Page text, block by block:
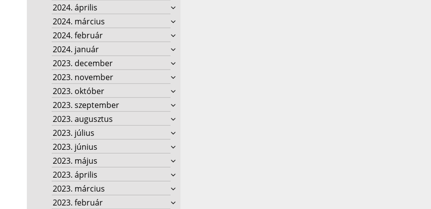
2024. április
2024. március
2024. február
2024. január
2023. december
2023. november
2023. október
2023. szeptember
2023. augusztus
2023. július
2023. június
2023. május
2023. április
2023. március
2023. február